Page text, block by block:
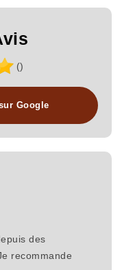
()
Google
des
recommande